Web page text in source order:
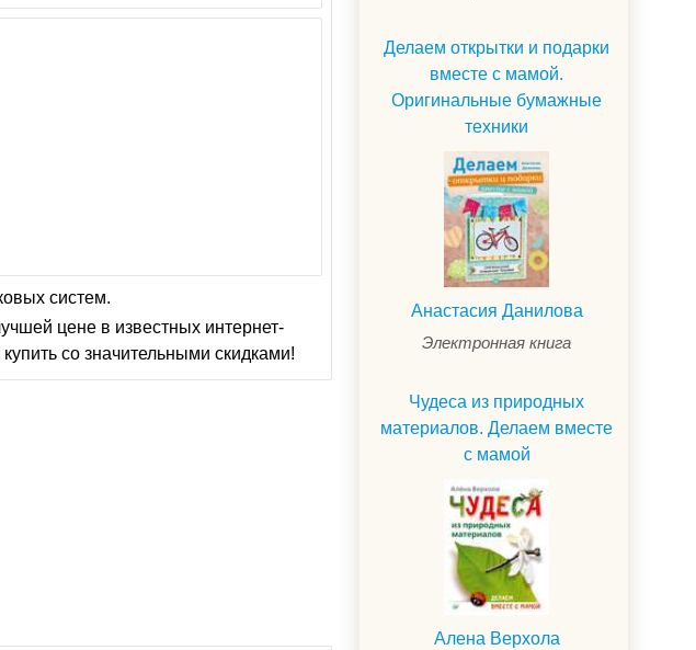
систем.
цене в известных интернет-
со значительными скидками!
Делаем открытки и подарки
вместе с мамой.
Оригинальные бумажные
техники
Анастасия Данилова
Электронная книга
Чудеса из природных
материалов. Делаем вместе
с мамой
Алена Верхола